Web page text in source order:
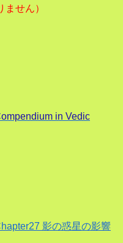
せん）
in Vedic
影の惑星の影響